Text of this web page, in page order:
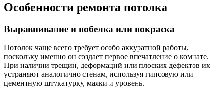
Особенности ремонта потолка
Выравнивание и побелка или покраска
Потолок чаще всего требует особо аккуратной работы,
поскольку именно он создает первое впечатление о комнате.
При наличии трещин, деформаций или плоских дефектов их
устраняют аналогично стенам, используя гипсовую или
цементную штукатурку, маяки и уровень.